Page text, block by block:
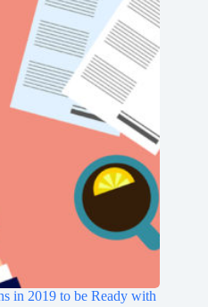
in 2019 to be Ready with